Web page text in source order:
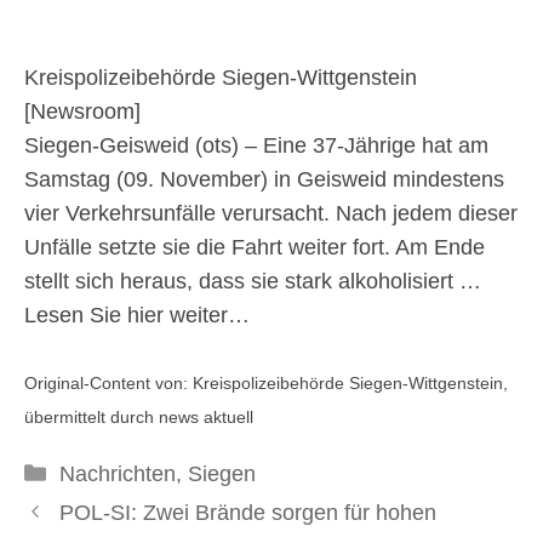
flüchtet anschließend –
#polsiwi
11. November 2024
Kreispolizeibehörde Siegen-Wittgenstein
[Newsroom]
Siegen-Geisweid (ots) – Eine 37-Jährige hat am
Samstag (09. November) in Geisweid mindestens
vier Verkehrsunfälle verursacht. Nach jedem dieser
Unfälle setzte sie die Fahrt weiter fort. Am Ende
stellt sich heraus, dass sie stark alkoholisiert …
Lesen Sie hier weiter…
Original-Content von: Kreispolizeibehörde Siegen-Wittgenstein,
übermittelt durch news aktuell
Kategorien
Nachrichten, Siegen
POL-SI: Zwei Brände sorgen für hohen